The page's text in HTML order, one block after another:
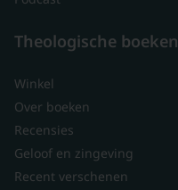
Theologische boeken
Winkel
Over boeken
Recensies
Geloof en zingeving
Recent verschenen